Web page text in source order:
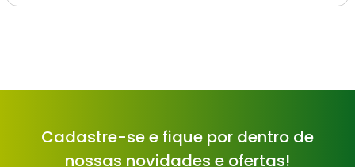
Cadastre-se e fique por dentro de
nossas novidades e ofertas!